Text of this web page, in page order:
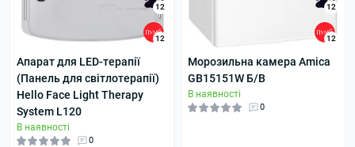
12
12
Апарат для LED-терапії
(Панель для світлотерапії)
Hello Face Light Therapy
System L120
В наявності
0
12
12
Морозильна камера Amica
GB15151W Б/В
В наявності
0